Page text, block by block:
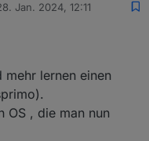
noch dazu...
Grund für meinen
aktualisieren über sudo
lästig
oder Unraid?
oder Unraid?:
Jan. 2024, 12:11
von
lernen einen
OS , die man nun